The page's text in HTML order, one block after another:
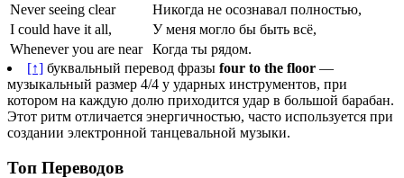
Never seeing clear
Никогда не осознавал полностью,
I could have it all,
У меня могло бы быть всё,
Whenever you are near
Когда ты рядом.
[↑] буквальный перевод фразы four to the floor —
музыкальный размер 4/4 у ударных инструментов, при
котором на каждую долю приходится удар в большой барабан.
Этот ритм отличается энергичностью, часто используется при
создании электронной танцевальной музыки.
Топ Переводов